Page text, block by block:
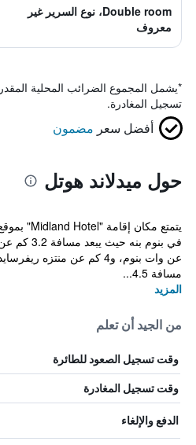
Double room، نوع السرير غير
معروف
*يشمل المجموع الضرائب المحلية
تسجيل المغادرة.
أفضل سعر مضمون
حول ميدلاند هوتل
عن وات بنوم، و4 كم عن منتزه
مسافة 4.5...
المزيد
من الجيد أن تعلم
وقت تسجيل الصعود للطائرة
وقت تسجيل المغادرة
الدفع والإلغاء